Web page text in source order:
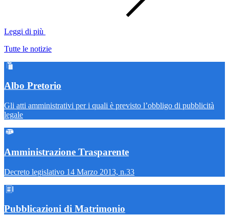
Leggi di più
Tutte le notizie
Albo Pretorio
Gli atti amministrativi per i quali è previsto l’obbligo di pubblicità
legale
Amministrazione Trasparente
Decreto legislativo 14 Marzo 2013, n.33
Pubblicazioni di Matrimonio